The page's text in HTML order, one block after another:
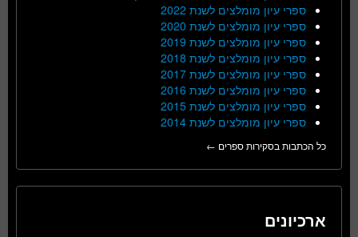
ספרי עיון מומלצים לשנת 2022
ספרי עיון מומלצים לשנת 2020
ספרי עיון מומלצים לשנת 2019
ספרי עיון מומלצים לשנת 2018
ספרי עיון מומלצים לשנת 2017
ספרי עיון מומלצים לשנת 2016
ספרי עיון מומלצים לשנת 2015
ספרי עיון מומלצים לשנת 2014
כל הכתבות בסקירות ספרים ←
ארכיונים